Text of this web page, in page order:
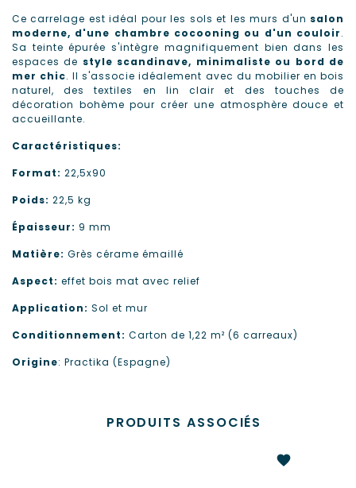
Ce carrelage est idéal pour les sols et les murs d'un salon
moderne, d'une chambre cocooning ou d'un couloir.
Sa teinte épurée s'intègre magnifiquement bien dans les
espaces de style scandinave, minimaliste ou bord de
mer chic. Il s'associe idéalement avec du mobilier en bois
naturel, des textiles en lin clair et des touches de
décoration bohème pour créer une atmosphère douce et
accueillante.
Caractéristiques:
Format: 22,5x90
Poids: 22,5 kg
Épaisseur: 9 mm
Matière: Grès cérame émaillé
Aspect: effet bois mat avec relief
Application: Sol et mur
Conditionnement: Carton de 1,22 m² (6 carreaux)
Origine: Practika (Espagne)
PRODUITS ASSOCIÉS
favorite